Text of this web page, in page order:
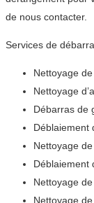
de nous contacter.
Services de
Nettoyage
Nettoyage
Débarras de
Déblaiement
Nettoyage
Déblaiement
Nettoyage
Nettoyage